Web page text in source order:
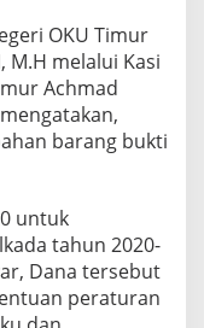
OKU Timur
M.H melalui Kasi
Achmad
barang bukti
untuk
tahun 2020-
Dana tersebut
peraturan